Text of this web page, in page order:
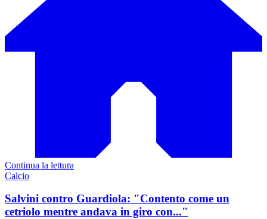
Continua la lettura
Calcio
Salvini contro Guardiola: "Contento come un
cetriolo mentre andava in giro con..."